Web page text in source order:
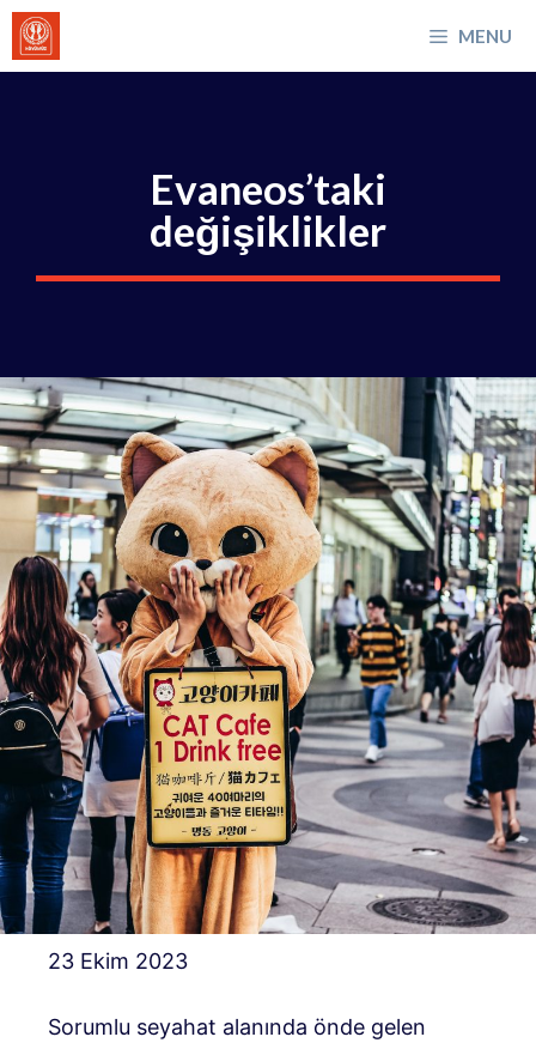
İçeriğe
atla
MENU
Evaneos’taki
değişiklikler
23 Ekim 2023
Sorumlu seyahat alanında önde gelen